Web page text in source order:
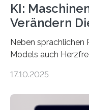
KI:
Verändern
Neben sprachlichen
Models auch
haben Dr. Morris
und Boris Burr von
17.10.2025